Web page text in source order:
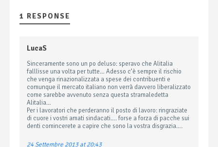
1 RESPONSE
LucaS
Sinceramente sono un po deluso: speravo che Alitalia
falllisse una volta per tutte… Adesso c’è sempre il rischio
che venga rinazionalizzata a spese dei contribuenti e
comunque il mercato italiano non verrà davvero liberalizzato
come sarebbe avvenuto senza questa stramaledetta
Alitalia…
Per i lavoratori che perderanno il posto di lavoro: ringraziate
di cuore i vostri amati sindacati…. forse a forza di pacche sui
denti comincerete a capire che sono la vostra disgrazia….
24 Settembre 2013 at 20:43